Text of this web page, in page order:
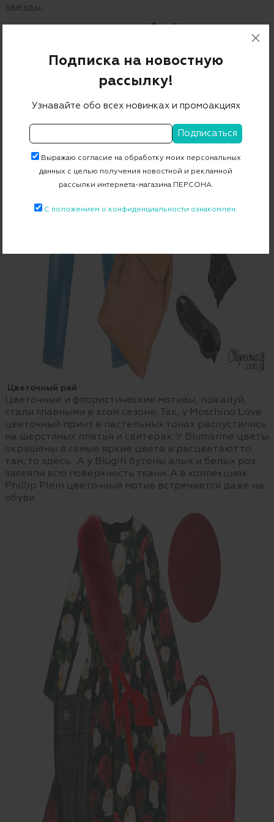
звезды.
Цветочный рай
Цветочные и флористические мотивы, пожалуй,
стали главными в этом сезоне. Так, у Moschino Love
цветочный принт в пастельных тонах распустились
на шерстяных платья и свитерах. У Blumarine цветы
окрашены в самые яркие цвета и расцветают то
там, то здесь. А у Blugirl бутоны алых и белых роз
засеяли всю поверхность ткани. А в коллекциях
Phillip Plein цветочный мотив встречается даже на
обуви.
Подписка на новостную
рассылку!
Узнавайте обо всех новинках и промоакциях
Выражаю согласие на обработку моих персональных
данных с целью получения новостной и рекламной
рассылки интернета-магазина ПЕРСОНА.
С положением о конфиденциальности ознакомлен.